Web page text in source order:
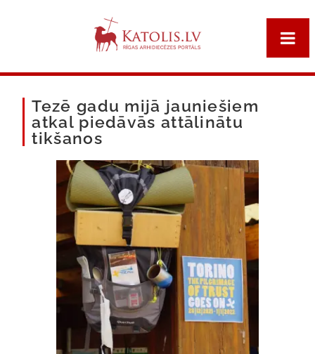
Tezē gadu mijā jauniešiem
atkal piedāvās attālinātu
tikšanos